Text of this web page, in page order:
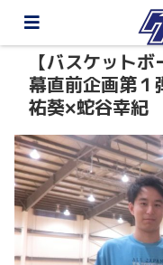
【バスケット
幕直前企画第
祐葵×蛇谷幸紀